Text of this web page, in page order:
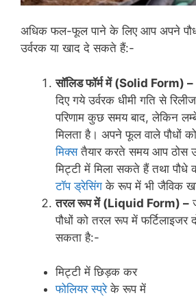
अधिक फल-फूल पाने के लिए आप अपने
उर्वरक या खाद दे सकते हैं:-
सॉलिड फॉर्म में (Solid Form) –
दिए गये उर्वरक धीमी गति से
परिणाम कुछ समय बाद, लेकिन
मिलता है। अपने फूल वाले पौधों
मिक्सतैयार करते समय आप ठोस
मिट्टी में मिला सकते हैं तथा
टॉप ड्रेसिंग के रूप में भी जैविक
तरल रूप में (Liquid Form) –
पौधों को तरल रूप में फर्टिलाइजर
सकता है:-
मिट्टी में छिड़क कर
फोलियर स्प्रेके रूप में